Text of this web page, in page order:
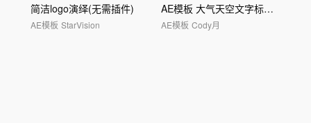
简洁logo演绎(无需插件)
AE模板 StarVision
AE模板 大气天空文字标题 文字片头
AE模板 Cody月